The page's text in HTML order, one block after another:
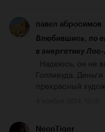
павел абросимов
Влюбившись, по
в энергетику
Голливуда.
прекрасный
NeonTiger